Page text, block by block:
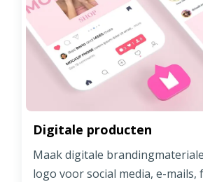
Digitale producten
Maak digitale
logo voor social media, e-mails,